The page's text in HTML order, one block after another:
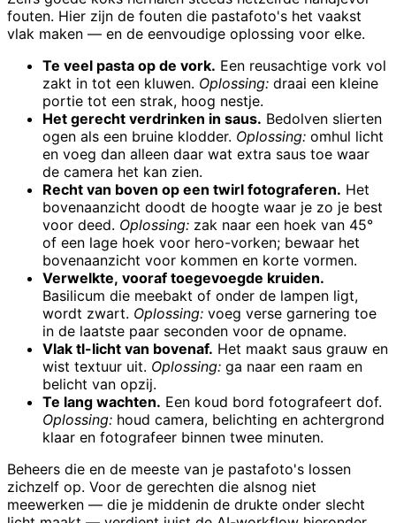
fouten. Hier zijn de fouten die pastafoto's het vaakst
vlak maken — en de eenvoudige oplossing voor elke.
Te veel pasta op de vork. Een reusachtige vork vol
zakt in tot een kluwen. Oplossing: draai een kleine
portie tot een strak, hoog nestje.
Het gerecht verdrinken in saus. Bedolven slierten
ogen als een bruine klodder. Oplossing: omhul licht
en voeg dan alleen daar wat extra saus toe waar
de camera het kan zien.
Recht van boven op een twirl fotograferen. Het
bovenaanzicht doodt de hoogte waar je zo je best
voor deed. Oplossing: zak naar een hoek van 45°
of een lage hoek voor hero-vorken; bewaar het
bovenaanzicht voor kommen en korte vormen.
Verwelkte, vooraf toegevoegde kruiden.
Basilicum die meebakt of onder de lampen ligt,
wordt zwart. Oplossing: voeg verse garnering toe
in de laatste paar seconden voor de opname.
Vlak tl-licht van bovenaf. Het maakt saus grauw en
wist textuur uit. Oplossing: ga naar een raam en
belicht van opzij.
Te lang wachten. Een koud bord fotografeert dof.
Oplossing: houd camera, belichting en achtergrond
klaar en fotografeer binnen twee minuten.
Beheers die en de meeste van je pastafoto's lossen
zichzelf op. Voor de gerechten die alsnog niet
meewerken — die je middenin de drukte onder slecht